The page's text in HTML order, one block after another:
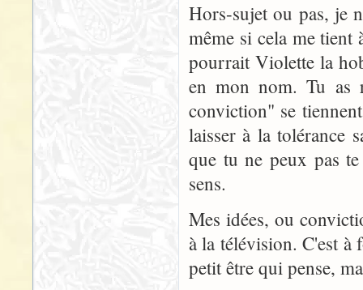
Hors-sujet ou pas, je
même si cela me tient
pourrait Violette la
en mon nom. Tu as
conviction" se
laisser à la tolérance
que tu ne peux pas
sens.
Mes idées, ou
à la télévision. C'est à
petit être qui pense,